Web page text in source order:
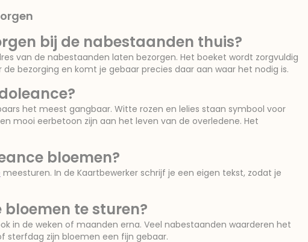
bij de nabestaanden thuis?
van de nabestaanden laten bezorgen. Het boeket wordt zorgvuldig
bezorging en komt je gebaar precies daar aan waar het nodig is.
het meest gangbaar. Witte rozen en lelies staan symbool voor
mooi eerbetoon zijn aan het leven van de overledene. Het
bloemen?
meesturen. In de Kaartbewerker schrijf je een eigen tekst, zodat je
te sturen?
in de weken of maanden erna. Veel nabestaanden waarderen het
sterfdag zijn bloemen een fijn gebaar.